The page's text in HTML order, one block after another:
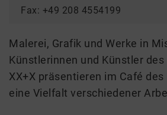
Fax: +49 208 4554199
Malerei, Grafik und Werke in
Künstlerinnen und Künstler
XX+X präsentieren im Café
eine Vielfalt verschiedener